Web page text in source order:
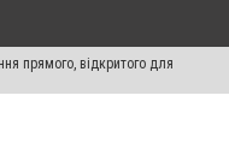
прямого, відкритого для